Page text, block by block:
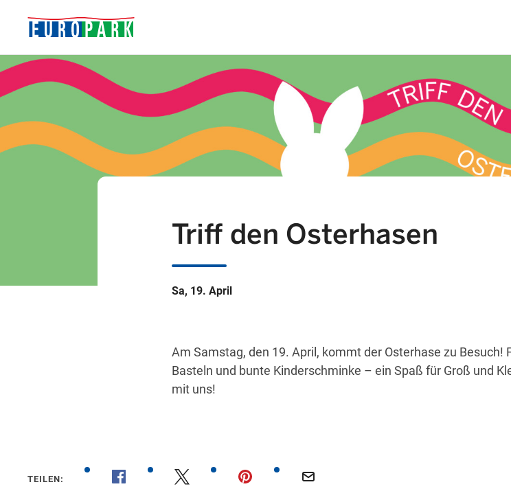
Triff den Osterhasen
Sa, 19. April
Am Samstag, den 19. April, kommt der Osterhase zu Besuch!
Basteln und bunte Kinderschminke – ein Spaß für Groß und
mit uns!
TEILEN: